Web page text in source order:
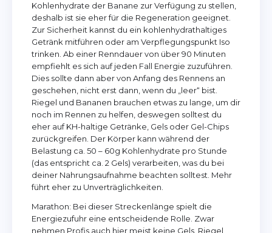
Kohlenhydrate der Banane zur Verfügung zu stellen,
deshalb ist sie eher für die Regeneration geeignet.
Zur Sicherheit kannst du ein kohlenhydrathaltiges
Getränk mitführen oder am Verpflegungspunkt Iso
trinken. Ab einer Renndauer von über 90 Minuten
empfiehlt es sich auf jeden Fall Energie zuzuführen.
Dies sollte dann aber von Anfang des Rennens an
geschehen, nicht erst dann, wenn du „leer“ bist.
Riegel und Bananen brauchen etwas zu lange, um dir
noch im Rennen zu helfen, deswegen solltest du
eher auf KH-haltige Getränke, Gels oder Gel-Chips
zurückgreifen. Der Körper kann während der
Belastung ca. 50 – 60g Kohlenhydrate pro Stunde
(das entspricht ca. 2 Gels) verarbeiten, was du bei
deiner Nahrungsaufnahme beachten solltest. Mehr
führt eher zu Unverträglichkeiten.
Marathon: Bei dieser Streckenlänge spielt die
Energiezufuhr eine entscheidende Rolle. Zwar
nehmen Profis auch hier meist keine Gels, Riegel